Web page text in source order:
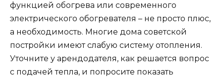
функцией обогрева или современного
электрического обогревателя – не просто плюс,
а необходимость. Многие дома советской
постройки имеют слабую систему отопления.
Уточните у арендодателя, как решается вопрос
с подачей тепла, и попросите показать